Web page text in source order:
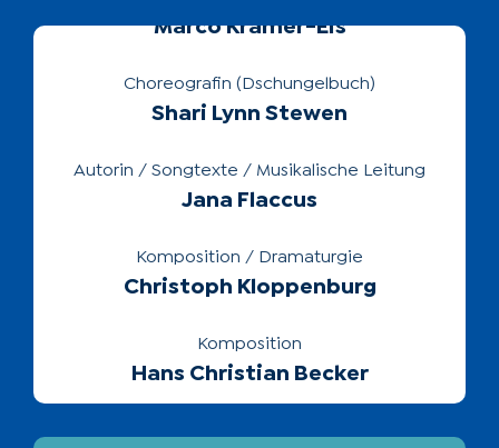
Shari Lynn Stewen
Autorin / Songtexte / Musikalische Leitung
Jana Flaccus
Komposition / Dramaturgie
Christoph Kloppenburg
Komposition
Hans Christian Becker
Kostümbild
Annette Pfläging
Kostümbild